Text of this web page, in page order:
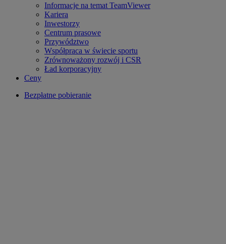
Informacje na temat TeamViewer
Kariera
Inwestorzy
Centrum prasowe
Przywództwo
Współpraca w świecie sportu
Zrównoważony rozwój i CSR
Ład korporacyjny
Ceny
Bezpłatne pobieranie